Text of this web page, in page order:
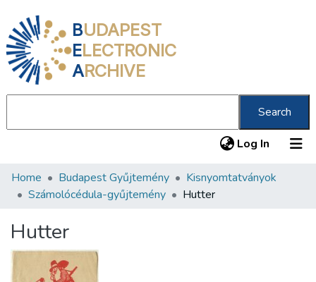
BUDAPEST
ELECTRONIC
ARCHIVE
Search
Log In (current)
Communities & Collections
Statistics
About us
Home Budapest Gyűjtemény
Kisnyomtatványok
Számolócédula-gyűjtemény
Hutter
Hutter